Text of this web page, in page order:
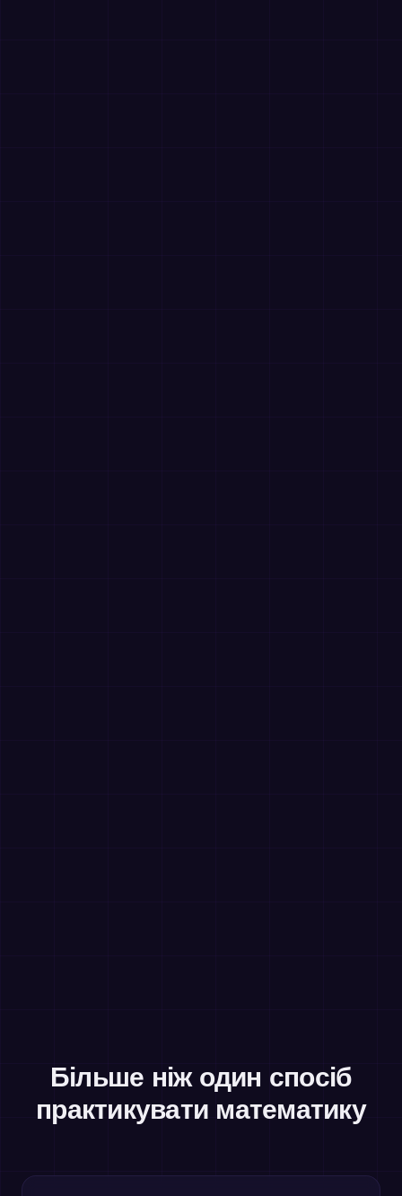
Більше ніж один спосіб
практикувати математику